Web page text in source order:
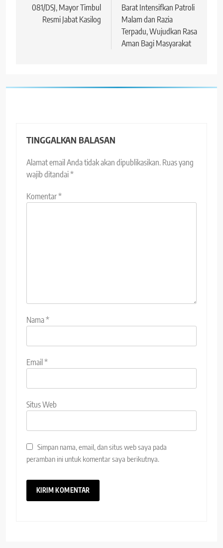
081/DSJ, Mayor Timbul
Resmi Jabat Kasilog
Barat Intensifkan Patroli
Malam dan Razia
Terpadu, Wujudkan Rasa
Aman Bagi Masyarakat
TINGGALKAN BALASAN
Alamat email Anda tidak akan dipublikasikan. Ruas yang
wajib ditandai*
Komentar*
Nama*
Email*
Situs Web
Simpan nama, email, dan situs web saya pada
peramban ini untuk komentar saya berikutnya.